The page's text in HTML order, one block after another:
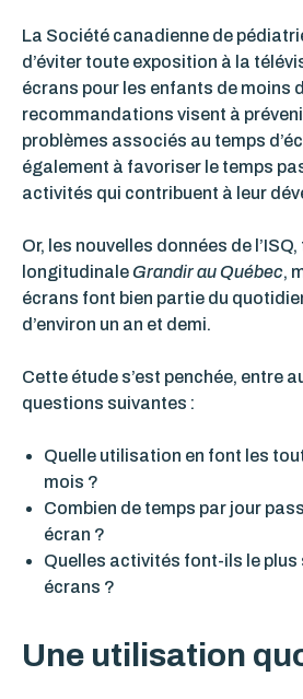
La Société canadienne de
d’éviter toute exposition à la
écrans pour les enfants de moins
recommandations visent à
problèmes associés au temps
également à favoriser le temps
activités qui contribuent à leur
Or, les nouvelles données de
longitudinaleGrandir au Québec,
écrans font bien partie du
d’environ un an et demi.
Cette étude s’est penchée, entre
questions suivantes :
Quelle utilisation en font les
mois ?
Combien de temps par jour
écran ?
Quelles activités font-ils le plus
écrans ?
Une utilisation